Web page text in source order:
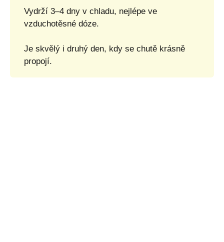
Vydrží 3–4 dny v chladu, nejlépe ve
vzduchotěsné dóze.
Je skvělý i druhý den, kdy se chutě krásně
propojí.